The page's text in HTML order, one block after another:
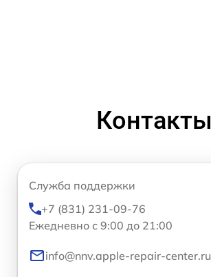
Контакты
Служба поддержки
+7 (831) 231-09-76
Ежедневно с 9:00 до 21:00
info@nnv.apple-repair-center.ru